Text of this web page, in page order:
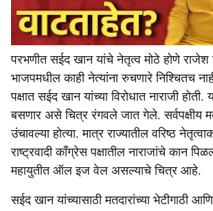
परभणीत सईद खान यांचे नेतृत्व मोठे होणे राजेश
भाजपमधील काही नेत्यांना रुचणारे निश्चितच
पक्षात सईद खान यांच्या विरोधात नाराजी होती.
बसणार असे चित्र रंगवले जात गेले. सर्वपक्षीय
उंचावल्या होत्या. मात्र राज्यातील वरिष्ठ
राष्ट्रवादी काँग्रेस पक्षातील नाराजांचे कान
महायुतीत ऑल इज वेल असल्याचे चित्र आहे.
सईद खान यांच्यासाठी मतदारांच्या भेटीगाठी